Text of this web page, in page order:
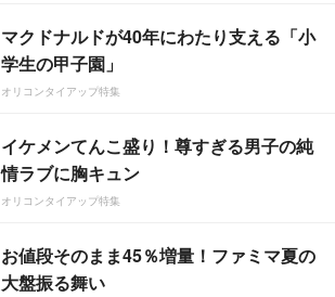
マクドナルドが40年にわたり支える「小
学生の甲子園」
オリコンタイアップ特集
イケメンてんこ盛り！尊すぎる男子の純
情ラブに胸キュン
オリコンタイアップ特集
お値段そのまま45％増量！ファミマ夏の
大盤振る舞い